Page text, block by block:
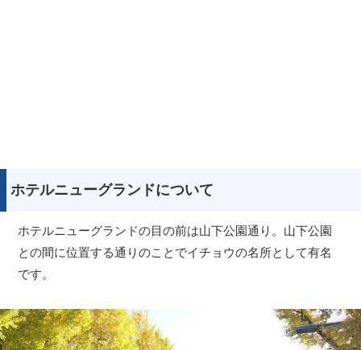
ホテルニューグランドについて
ホテルニューグランドの目の前は山下公園通り。山下公園
との間に位置する通りのことでイチョウの名所として有名
です。